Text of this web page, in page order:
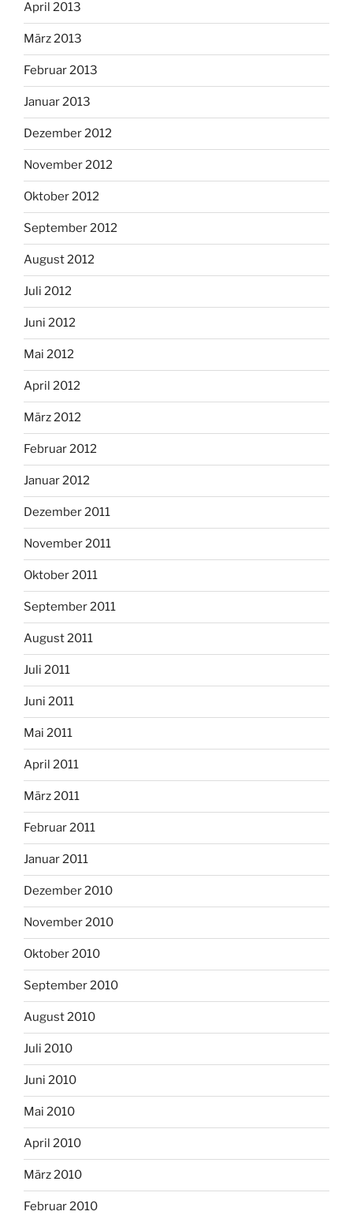
April 2013
März 2013
Februar 2013
Januar 2013
Dezember 2012
November 2012
Oktober 2012
September 2012
August 2012
Juli 2012
Juni 2012
Mai 2012
April 2012
März 2012
Februar 2012
Januar 2012
Dezember 2011
November 2011
Oktober 2011
September 2011
August 2011
Juli 2011
Juni 2011
Mai 2011
April 2011
März 2011
Februar 2011
Januar 2011
Dezember 2010
November 2010
Oktober 2010
September 2010
August 2010
Juli 2010
Juni 2010
Mai 2010
April 2010
März 2010
Februar 2010